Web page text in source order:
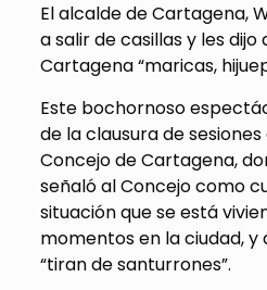
El alcalde de Cartagena,
a salir de casillas y les
Cartagena “maricas,
Este bochornoso
de la clausura de
Concejo de Cartagena,
señaló al Concejo como
situación que se está
momentos en la ciudad, y
“tiran de santurrones”.